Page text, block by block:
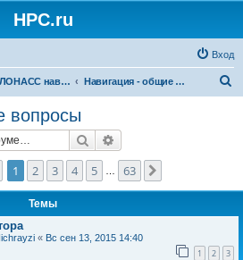
HPC.ru
Вход
GPS и ГЛОНАСС навигация и оборудование для навигации Навигация - общие вопросы
вопросы
Поиск
1 из
1 2 3 4 5 63
Темы
« Вс сен 13, 2015 14:40
1 2 3